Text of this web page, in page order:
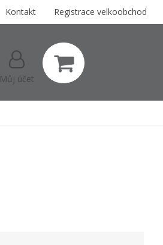
Kontakt Registrace velkoobchod
Můj účet